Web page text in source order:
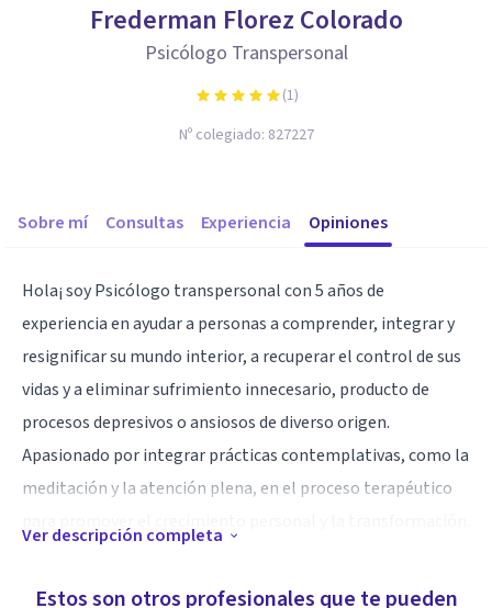
Frederman Florez Colorado
Psicólogo Transpersonal
(1)
Nº colegiado: 827227
Sobre mí Consultas Experiencia Opiniones
Hola¡ soy Psicólogo transpersonal con 5 años de
experiencia en ayudar a personas a comprender, integrar y
resignificar su mundo interior, a recuperar el control de sus
vidas y a eliminar sufrimiento innecesario, producto de
procesos depresivos o ansiosos de diverso origen.
Apasionado por integrar prácticas contemplativas, como la
meditación y la atención plena, en el proceso terapéutico
sentido más profundo de conexión consigo mismos, con los
Ver descripción completa
Estos son otros profesionales que te pueden